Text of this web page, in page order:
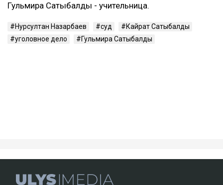
году. Ее судили по делам о самоуправстве,
имущества. По совокупности ей назначили восемь
лет лишения свободы.
У бывших супругов трое общих детей - сын